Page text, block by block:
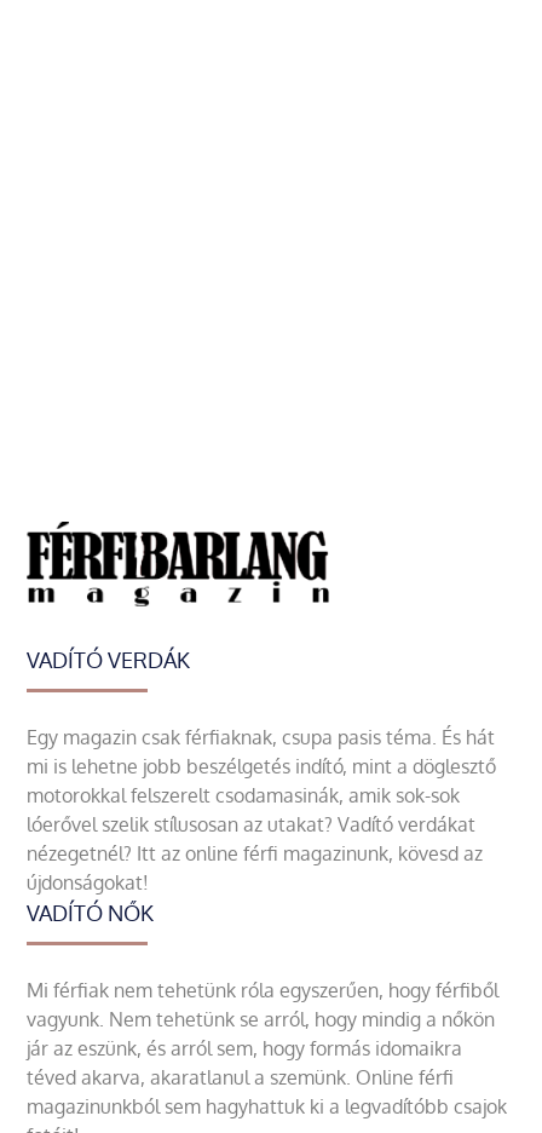
VADÍTÓ VERDÁK
Egy magazin csak férfiaknak, csupa pasis téma. És hát
mi is lehetne jobb beszélgetés indító, mint a döglesztő
motorokkal felszerelt csodamasinák, amik sok-sok
lóerővel szelik stílusosan az utakat? Vadító verdákat
nézegetnél? Itt az online férfi magazinunk, kövesd az
újdonságokat!
VADÍTÓ NŐK
Mi férfiak nem tehetünk róla egyszerűen, hogy férfiből
vagyunk. Nem tehetünk se arról, hogy mindig a nőkön
jár az eszünk, és arról sem, hogy formás idomaikra
téved akarva, akaratlanul a szemünk. Online férfi
magazinunkból sem hagyhattuk ki a legvadítóbb csajok